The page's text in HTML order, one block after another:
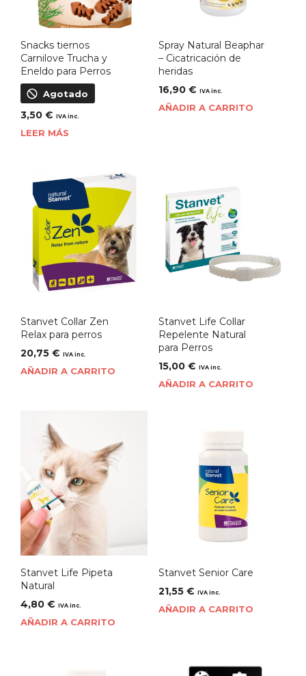
Snacks tiernos
Carnilove Trucha y
Eneldo para Perros
Agotado
3,50 € IVA inc.
LEER MÁS
Spray Natural Beaphar
– Cicatricación de
heridas
16,90 € IVA inc.
AÑADIR A CARRITO
Stanvet Collar Zen
Relax para perros
20,75 € IVA inc.
AÑADIR A CARRITO
Stanvet Life Collar
Repelente Natural
para Perros
15,00 € IVA inc.
AÑADIR A CARRITO
Stanvet Life Pipeta
Natural
4,80 € IVA inc.
AÑADIR A CARRITO
Stanvet Senior Care
21,55 € IVA inc.
AÑADIR A CARRITO